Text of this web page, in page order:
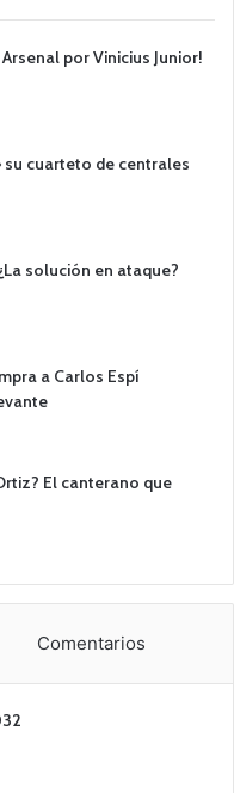
por Vinicius Junior!
su cuarteto de centrales
solución en ataque?
a Carlos Espí
El canterano que
Comentarios